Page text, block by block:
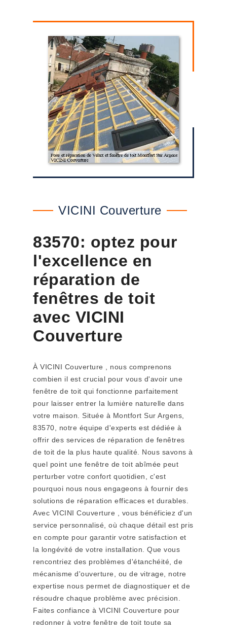
VICINI Couverture
83570: optez pour
l'excellence en
réparation de
fenêtres de toit
avec VICINI
Couverture
À VICINI Couverture , nous comprenons
combien il est crucial pour vous d'avoir une
fenêtre de toit qui fonctionne parfaitement
pour laisser entrer la lumière naturelle dans
votre maison. Située à Montfort Sur Argens,
83570, notre équipe d'experts est dédiée à
offrir des services de réparation de fenêtres
de toit de la plus haute qualité. Nous savons à
quel point une fenêtre de toit abîmée peut
perturber votre confort quotidien, c'est
pourquoi nous nous engageons à fournir des
solutions de réparation efficaces et durables.
Avec VICINI Couverture , vous bénéficiez d'un
service personnalisé, où chaque détail est pris
en compte pour garantir votre satisfaction et
la longévité de votre installation. Que vous
rencontriez des problèmes d'étanchéité, de
mécanisme d'ouverture, ou de vitrage, notre
expertise nous permet de diagnostiquer et de
résoudre chaque problème avec précision.
Faites confiance à VICINI Couverture pour
redonner à votre fenêtre de toit toute sa